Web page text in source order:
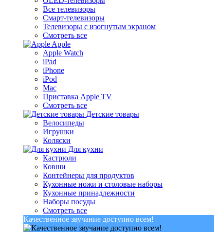
Все телевизоры
Смарт-телевизоры
Телевизоры с изогнутым экраном
Смотреть все
Apple
Apple Watch
iPad
iPhone
iPod
Mac
Приставка Apple TV
Смотреть все
Детские товары
Велосипеды
Игрушки
Коляски
Для кухни
Кастрюли
Ковши
Контейнеры для продуктов
Кухонные ножи и столовые наборы
Кухонные принадлежности
Наборы посуды
Смотреть все
Качественное звучание доступно всем!